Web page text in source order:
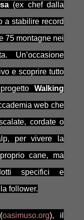
(ex chef dalla
a stabilire record
75 montagne nei
e scoprire tutto
Walking
web che
cordate o
per vivere la
cane, ma
specifici e
follower.
(oasimuso.org), il